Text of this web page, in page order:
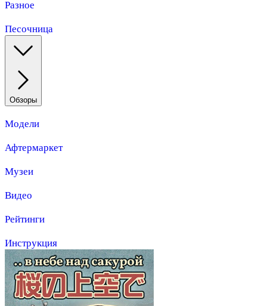
Разное
Песочница
Обзоры
Модели
Афтермаркет
Музеи
Видео
Рейтинги
Инструкция